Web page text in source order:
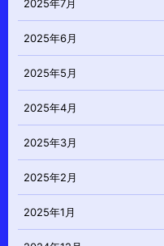
2025年7月
2025年6月
2025年5月
2025年4月
2025年3月
2025年2月
2025年1月